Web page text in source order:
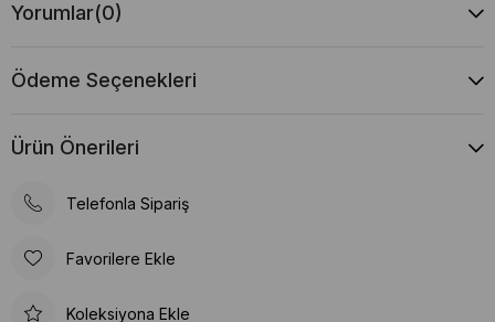
Yorumlar(0)
Ödeme Seçenekleri
Ürün Önerileri
Telefonla Sipariş
Favorilere Ekle
Koleksiyona Ekle